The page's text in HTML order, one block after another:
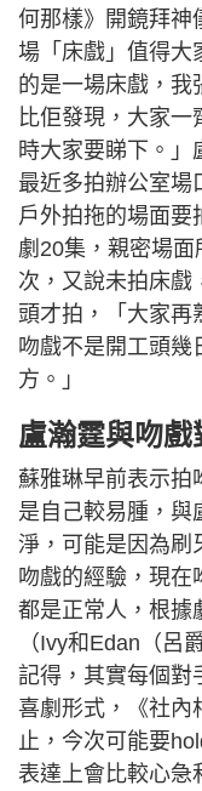
何那樣》開鏡拜神
場「床戲」值得大
的是一場床戲，我
比佢發現，大家一
時大家要睇下。」
最近多拍辦公室場
戶外拍拖的場面要
劇20集，親密場
次，又說未拍床戲
頭才拍，「大家再
吻戲不是開工頭幾
方。」
盧瀚霆與吻
蘇雅琳早前表示拍
是自己較易腫，與
淨，可能是因為刷
吻戲的經驗，現在
都是正常人，根據
（Ivy和Edan（呂
記得，其實每個對
喜劇形式，《社內
止，今次可能要
表達上會比較心急